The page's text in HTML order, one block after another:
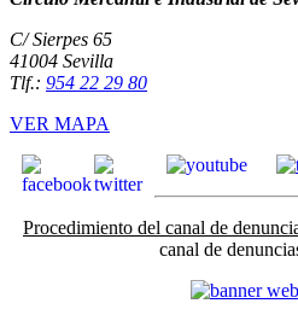
C/ Sierpes 65
41004 Sevilla
Tlf.: 954 22 29 80
VER MAPA
Procedimiento del canal de
canal de